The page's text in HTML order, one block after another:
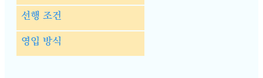
선행 조건
영입 방식